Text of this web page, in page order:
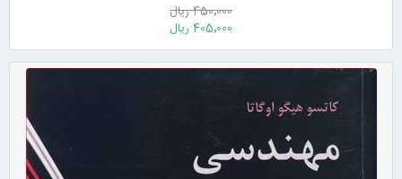
450٬000 ریال
405٬000 ریال